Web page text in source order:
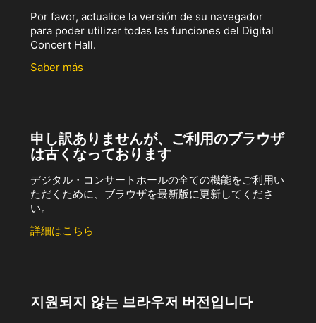
Por favor, actualice la versión de su navegador
para poder utilizar todas las funciones del Digital
Concert Hall.
Saber más
申し訳ありませんが、ご利用のブラウザ
は古くなっております
デジタル・コンサートホールの全ての機能をご利用い
ただくために、ブラウザを最新版に更新してくださ
い。
詳細はこちら
지원되지 않는 브라우저 버전입니다